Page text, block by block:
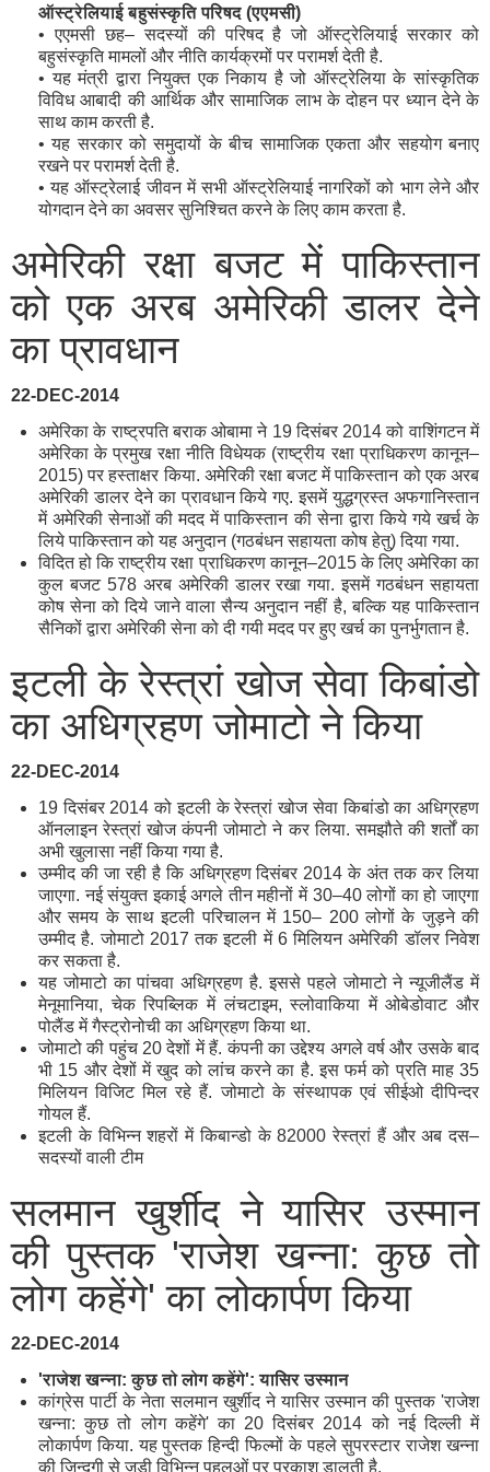
ऑस्ट्रेलियाईबहुसंस्कृतिपरिषद (एएमसी)
• एएमसी छह– सदस्यों की परिषद है जो ऑस्ट्रेलियाई सरकार को
बहुसंस्कृति मामलों और नीति कार्यक्रमों पर परामर्श देती है.
• यह मंत्री द्वारा नियुक्त एक निकाय है जो ऑस्ट्रेलिया के सांस्कृतिक
विविध आबादी की आर्थिक और सामाजिक लाभ के दोहन पर ध्यान देने के
साथ काम करती है.
• यह सरकार को समुदायों के बीच सामाजिक एकता और सहयोग बनाए
रखने पर परामर्श देती है.
• यह ऑस्ट्रेलाई जीवन में सभी ऑस्ट्रेलियाई नागरिकों को भाग लेने और
योगदान देने का अवसर सुनिश्चित करने के लिए काम करता है.
अमेरिकी रक्षा बजट में पाकिस्तान
को एक अरब अमेरिकी डालर देने
का प्रावधान
22-DEC-2014
अमेरिका के राष्ट्रपति बराक ओबामा ने 19 दिसंबर 2014 को वाशिंगटन में
अमेरिका के प्रमुख रक्षा नीति विधेयक (राष्ट्रीय रक्षा प्राधिकरण कानून–
2015) पर हस्ताक्षर किया. अमेरिकी रक्षा बजट में पाकिस्तान को एक अरब
अमेरिकी डालर देने का प्रावधान किये गए. इसमें युद्धग्रस्त अफगानिस्तान
में अमेरिकी सेनाओं की मदद में पाकिस्तान की सेना द्वारा किये गये खर्च के
लिये पाकिस्तान को यह अनुदान (गठबंधन सहायता कोष हेतु) दिया गया.
विदित हो कि राष्ट्रीय रक्षा प्राधिकरण कानून–2015 के लिए अमेरिका का
कुल बजट 578 अरब अमेरिकी डालर रखा गया. इसमें गठबंधन सहायता
कोष सेना को दिये जाने वाला सैन्य अनुदान नहीं है, बल्कि यह पाकिस्तान
सैनिकों द्वारा अमेरिकी सेना को दी गयी मदद पर हुए खर्च का पुनर्भुगतान है.
इटली के रेस्त्रां खोज सेवा किबांडो
का अधिग्रहण जोमाटो ने किया
22-DEC-2014
19 दिसंबर 2014 को इटली के रेस्त्रां खोज सेवा किबांडो का अधिग्रहण
ऑनलाइन रेस्त्रां खोज कंपनी जोमाटो ने कर लिया. समझौते की शर्तों का
अभी खुलासा नहीं किया गया है.
उम्मीद की जा रही है कि अधिग्रहण दिसंबर 2014 के अंत तक कर लिया
जाएगा. नई संयुक्त इकाई अगले तीन महीनों में 30–40 लोगों का हो जाएगा
और समय के साथ इटली परिचालन में 150– 200 लोगों के जुड़ने की
उम्मीद है. जोमाटो 2017 तक इटली में 6 मिलियन अमेरिकी डॉलर निवेश
कर सकता है.
यह जोमाटो का पांचवा अधिग्रहण है. इससे पहले जोमाटो ने न्यूजीलैंड में
मेनूमानिया, चेक रिपब्लिक में लंचटाइम, स्लोवाकिया में ओबेडोवाट और
पोलैंड में गैस्ट्रोनोची का अधिग्रहण किया था.
जोमाटो की पहुंच 20 देशों में हैं. कंपनी का उद्देश्य अगले वर्ष और उसके बाद
भी 15 और देशों में खुद को लांच करने का है. इस फर्म को प्रति माह 35
मिलियन विजिट मिल रहे हैं. जोमाटो के संस्थापक एवं सीईओ दीपिन्दर
गोयल हैं.
इटली के विभिन्न शहरों में किबान्डो के 82000 रेस्त्रां हैं और अब दस–
सदस्यों वाली टीम
सलमान खुर्शीद ने यासिर उस्मान
की पुस्तक 'राजेश खन्ना: कुछ तो
लोग कहेंगे' का लोकार्पण किया
22-DEC-2014
'राजेशखन्ना:कुछतोलोगकहेंगे':यासिरउस्मान
कांग्रेस पार्टी के नेता सलमान खुर्शीद ने यासिर उस्मान की पुस्तक 'राजेश
खन्ना: कुछ तो लोग कहेंगे' का 20 दिसंबर 2014 को नई दिल्ली में
लोकार्पण किया. यह पुस्तक हिन्दी फिल्मों के पहले सुपरस्टार राजेश खन्ना
की जिन्दगी से जुड़ी विभिन्न पहलुओं पर प्रकाश डालती है.